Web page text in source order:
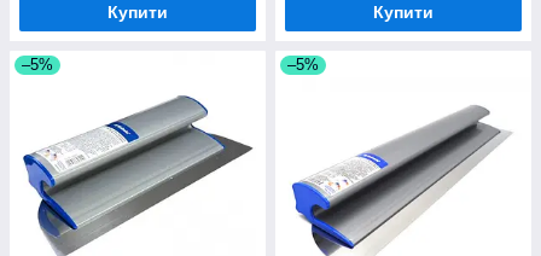
Купити Купити
–5% –5%